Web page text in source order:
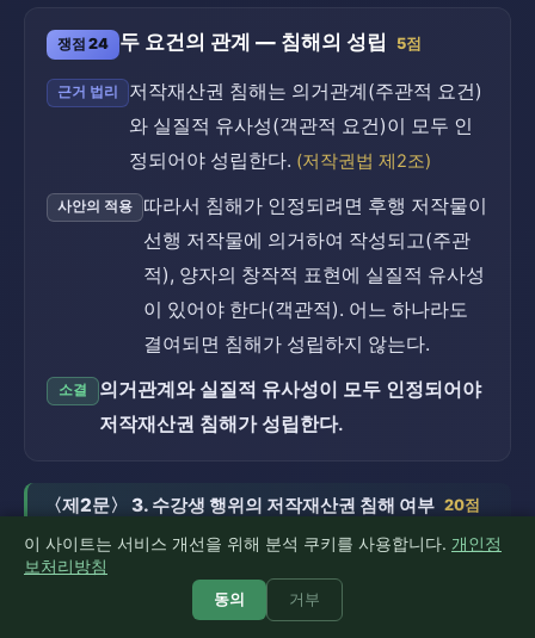
쟁점 24 두 요건의 관계 — 침해의 성립 5점
근거 법리
저작재산권 침해는 의거관계(주관적 요건)
와 실질적 유사성(객관적 요건)이 모두 인
정되어야 성립한다. (저작권법 제2조)
사안의 적용
따라서 침해가 인정되려면 후행 저작물이
선행 저작물에 의거하여 작성되고(주관
적), 양자의 창작적 표현에 실질적 유사성
이 있어야 한다(객관적). 어느 하나라도
결여되면 침해가 성립하지 않는다.
소결
의거관계와 실질적 유사성이 모두 인정되어야
저작재산권 침해가 성립한다.
〈제2문〉 3. 수강생 행위의 저작재산권 침해 여부 20점
쟁점 25 乙의 강의 녹음 — 복제권 침해 여부
저작자는 복제권을 가지며(저작권법 제16
이 사이트는 서비스 개선을 위해 분석 쿠키를 사용합니다. 개인정
보처리방침
동의 거부